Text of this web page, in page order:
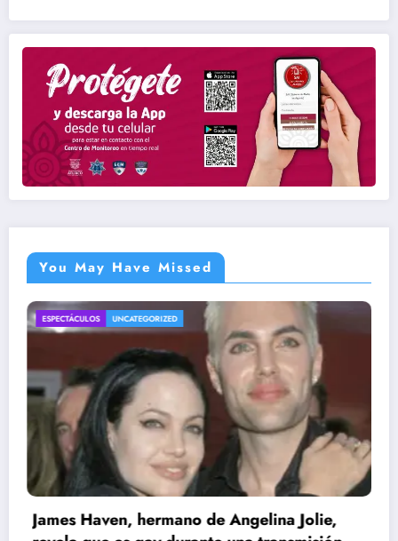
You May Have Missed
Angelina Jolie,
ENTRETENIMIENTO UNCATEGORIZED